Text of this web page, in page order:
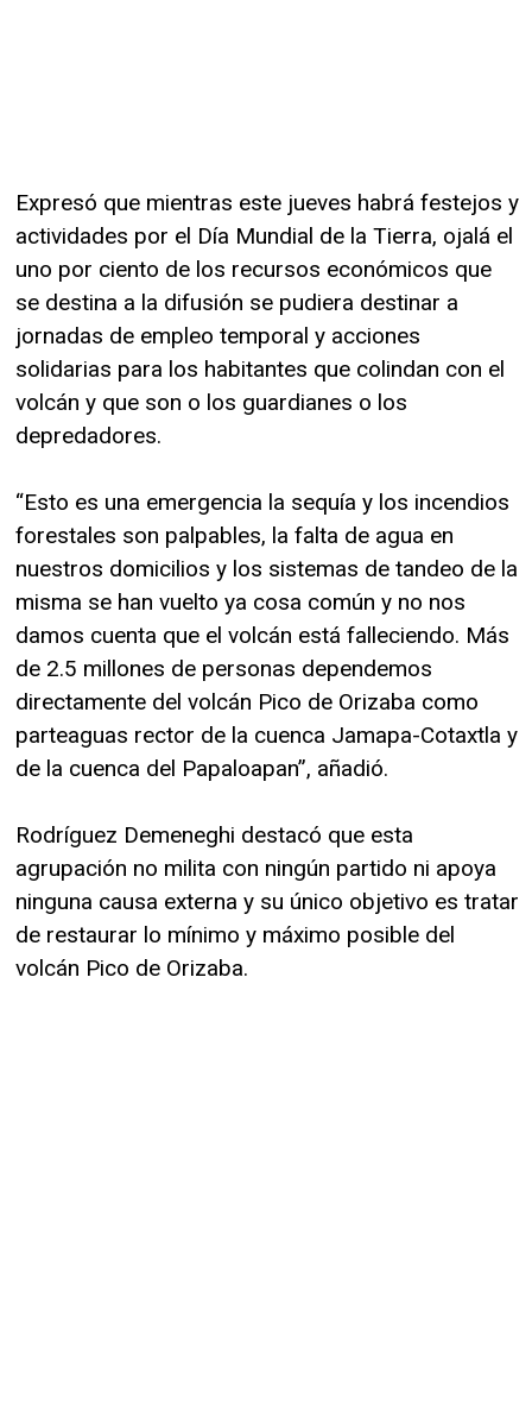
Expresó que mientras este jueves habrá festejos y
actividades por el Día Mundial de la Tierra, ojalá el
uno por ciento de los recursos económicos que
se destina a la difusión se pudiera destinar a
jornadas de empleo temporal y acciones
solidarias para los habitantes que colindan con el
volcán y que son o los guardianes o los
depredadores.
“Esto es una emergencia la sequía y los incendios
forestales son palpables, la falta de agua en
nuestros domicilios y los sistemas de tandeo de la
misma se han vuelto ya cosa común y no nos
damos cuenta que el volcán está falleciendo. Más
de 2.5 millones de personas dependemos
directamente del volcán Pico de Orizaba como
parteaguas rector de la cuenca Jamapa-Cotaxtla y
de la cuenca del Papaloapan”, añadió.
Rodríguez Demeneghi destacó que esta
agrupación no milita con ningún partido ni apoya
ninguna causa externa y su único objetivo es tratar
de restaurar lo mínimo y máximo posible del
volcán Pico de Orizaba.